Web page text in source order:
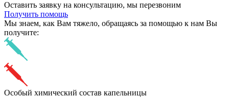
Оставить заявку на консультацию, мы перезвоним
Получить помощь
Мы знаем, как Вам тяжело, обращаясь за помощью к нам Вы
получите:
Особый химический состав капельницы